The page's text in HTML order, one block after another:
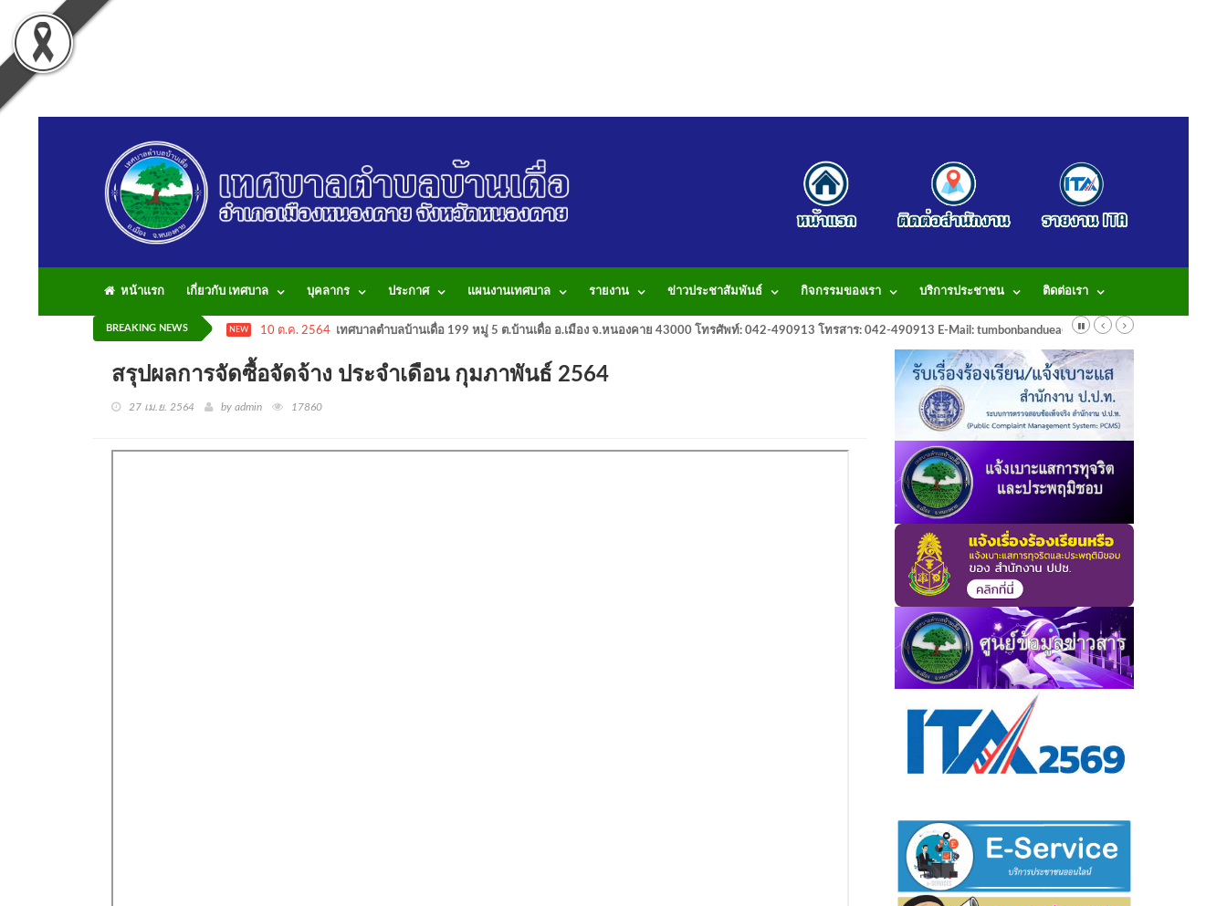
หน้าแรก เกี่ยวกับ เทศบาล บุคลากร ประกาศ แผนงานเทศบาล รายงาน ข่าวประชาสัมพันธ์ กิจกรรมของเรา บริการประชาชน ติดต่อเรา
BREAKING NEWS NEW 10 ต.ค. 2564 เทศบาลตำบลบ้านเดื่อ 199 หมู่ 5 ต.บ้านเดื่อ อ.เมือง จ.หนองคาย 43000 โทรศัพท์: 042-490913 โทรสาร: 042-490913 E-Mail: tumbonbanduea@gmail.com
สรุปผลการจัดซื้อจัดจ้าง ประจำเดือน กุมภาพันธ์ 2564
27 เม.ย. 2564 by admin 17860